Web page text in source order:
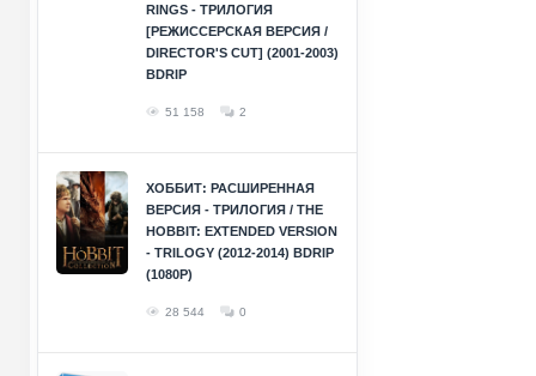
RINGS - ТРИЛОГИЯ
[РЕЖИССЕРСКАЯ ВЕРСИЯ /
DIRECTOR'S CUT] (2001-2003)
BDRIP
51 158 2
ХОББИТ: РАСШИРЕННАЯ
ВЕРСИЯ - ТРИЛОГИЯ / THE
HOBBIT: EXTENDED VERSION
- TRILOGY (2012-2014) BDRIP
(1080P)
28 544 0